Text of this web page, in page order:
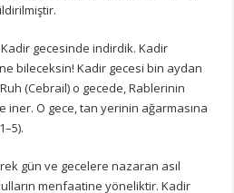
Kadir gecesinde indirdik. Kadir
bileceksin! Kadir gecesi bin aydan
(Cebrail) o gecede, Rablerinin
iner. O gece, tan yerinin ağarmasına
gün ve gecelere nazaran asıl
menfaatine yöneliktir. Kadir